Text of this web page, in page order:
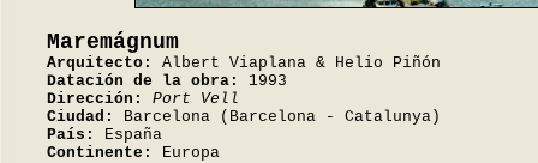
Maremágnum
Arquitecto:
Albert Viaplana & Helio Piñón
Datación de la obra:
1993
Dirección:
Port Vell
Ciudad:
Barcelona (Barcelona - Catalunya)
País:
España
Continente:
Europa